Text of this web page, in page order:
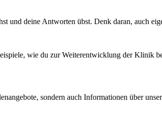
und deine Antworten übst. Denk daran, auch
wie du zur Weiterentwicklung der Klinik
sondern auch Informationen über